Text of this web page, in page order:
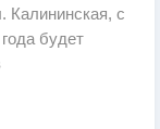
Калининская, с
будет